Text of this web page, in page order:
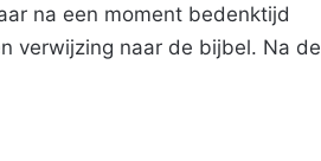
na een moment bedenktijd
verwijzing naar de bijbel. Na de